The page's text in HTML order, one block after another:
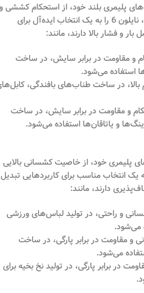
پلیمری بلند خود، از استحکام کششی و
فشاری بالایی برخوردار است. این ویژگی، نایلون 6 را به یک انتخاب ایده‌آل برای
و فشار بالا دارند، مانند:
استحکام و مقاومت در برابر سایش، در ساخت
استفاده می‌شود.
بالا، در ساخت طناب‌های بافندگی،
استحکام و مقاومت در برابر سایش، در ساخت
و یاتاقان‌ها استفاده می‌شود.
پلیمری خود، از خاصیت کشسانی بالایی
است. این ویژگی، نایلون 6 را به یک انتخاب مناسب برای کاربردهایی تبدیل
دارند، مانند:
کشسانی و راحتی، در تولید لباس‌های ورزشی
می‌شود.
کشسانی و مقاومت در برابر پارگی، در ساخت
می‌شود.
مقاومت در برابر پارگی، در تولید نخ بخیه برای